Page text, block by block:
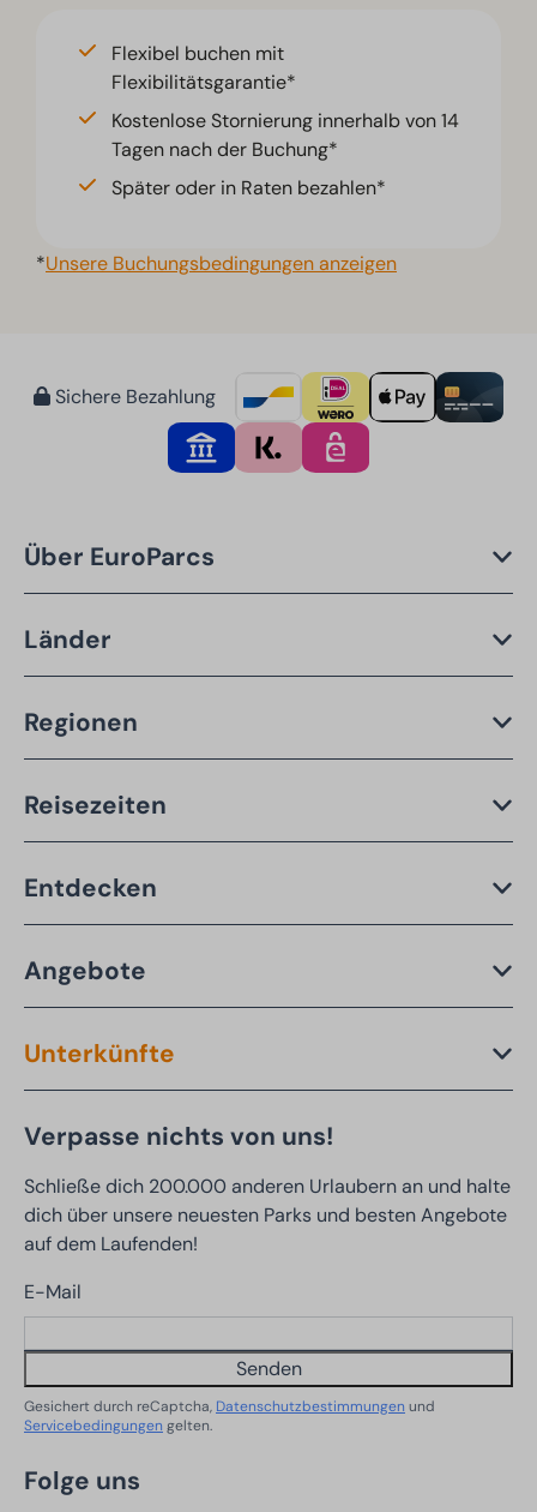
Flexibel buchen mit
Flexibilitätsgarantie*
Kostenlose Stornierung innerhalb von 14
Tagen nach der Buchung*
Später oder in Raten bezahlen*
*Unsere Buchungsbedingungen anzeigen
Sichere Bezahlung
Über EuroParcs
Länder
Regionen
Reisezeiten
Entdecken
Angebote
Unterkünfte
Verpasse nichts von uns!
Schließe dich 200.000 anderen Urlaubern an und halte
dich über unsere neuesten Parks und besten Angebote
auf dem Laufenden!
E-Mail
Senden
Gesichert durch reCaptcha, Datenschutzbestimmungen und
Servicebedingungen gelten.
Folge uns